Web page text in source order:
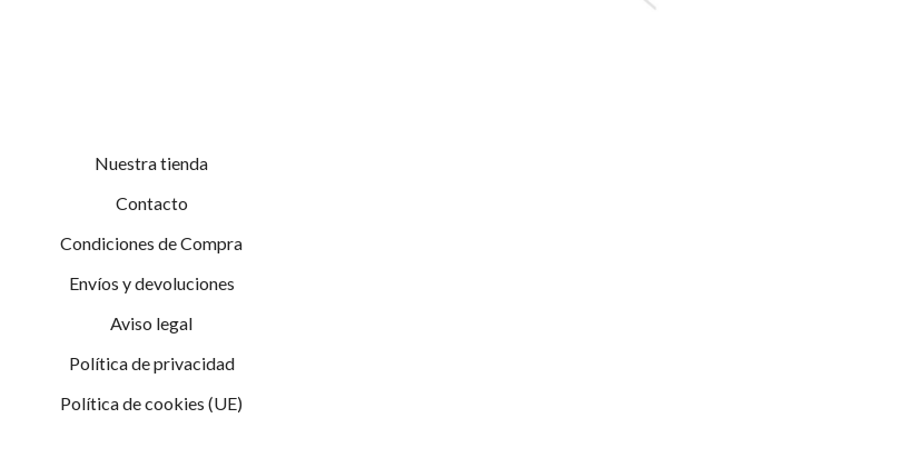
Nuestra tienda
Contacto
Condiciones de Compra
Envíos y devoluciones
Aviso legal
Política de privacidad
Política de cookies (UE)